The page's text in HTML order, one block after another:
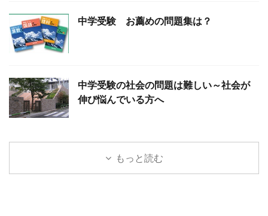
中学受験 お薦めの問題集は？
中学受験の社会の問題は難しい～社会が
伸び悩んでいる方へ
もっと読む